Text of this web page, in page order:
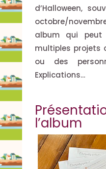
d’Halloween,
octobre/
album qui peut
multiples projets
ou des
Explications…
l’album